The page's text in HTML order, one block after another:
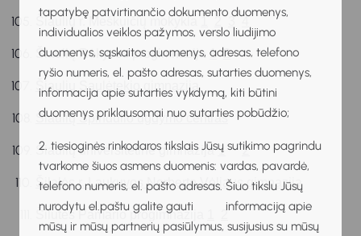
tapatybę patvirtinančio dokumento duomenys,
individualios veiklos pažymos, verslo liudijimo
duomenys, sąskaitos duomenys, adresas, telefono
ryšio numeris, el. pašto adresas, sutarties duomenys,
informacija apie sutarties vykdymą, kiti būtini
duomenys priklausomai nuo sutarties pobūdžio;
2. tiesioginės rinkodaros tikslais Jūsų sutikimo pagrindu
tvarkome šiuos asmens duomenis: vardas, pavardė,
telefono numeris, el. pašto adresas. Šiuo tikslu Jūsų
nurodytu el.paštu galite gauti informaciją apie
mūsų ir mūsų partnerių pasiūlymus, susijusius su mūsų
Šiaulių r. Meškuičių mokykla 3 4
Šiaulių Rėkyvos progimnazija 1 2
Šiaulių Saulėtekio gimnazija
Šiaulių Spindulio ugdymo centras
Šiaulių universitetinė gimnazija 1 2
Šilalės r. Laukuvos Norberto Vėliaus gimnazija
Šilutės Pamario progimnazija 2